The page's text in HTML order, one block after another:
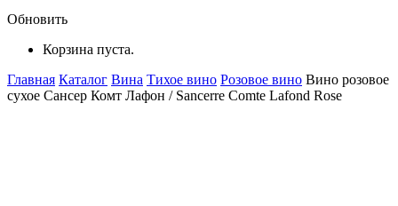
Обновить
Корзина пуста.
Главная Каталог Вина Тихое вино Розовое вино Вино розовое
сухое Сансер Комт Лафон / Sancerre Comte Lafond Rose